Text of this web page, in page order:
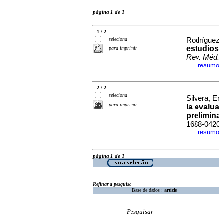
página 1 de 1
1 / 2
seleciona
para imprimir
Rev.
·
2 / 2
seleciona
para imprimir
Silvera,
la
1688-
·
página 1 de 1
Refinar a pesquisa
Base de dados : article
Pesquisar